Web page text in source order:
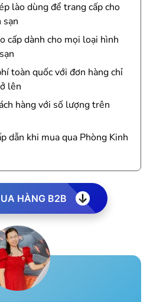
lào dùng để trang cấp cho
sạn
cấp dành cho mọi loại hình
toàn quốc với đơn hàng chỉ
lên
hàng với số lượng trên
dẫn khi mua qua Phòng Kinh
HÀNG B2B